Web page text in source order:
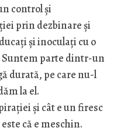
control și
prin dezbinare și
și inoculați cu o
parte dintr-un
durată, pe care nu-l
la el.
și cât e un firesc
că e meschin.